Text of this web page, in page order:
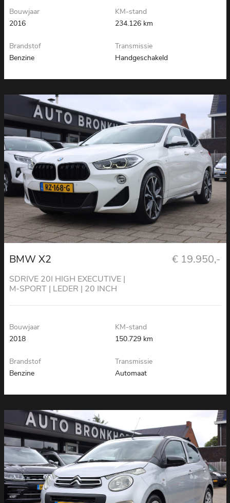
Bouwjaar
2016
KM-stand
234.126 km
Brandstof
Benzine
Transmissie
Handgeschakeld
BMW X2
SDRIVE 20I HIGH EXECUTIVE |
M-SPORT | LEDER | 20 INCH
€ 19.950,-
Bouwjaar
2018
KM-stand
150.729 km
Brandstof
Benzine
Transmissie
Automaat